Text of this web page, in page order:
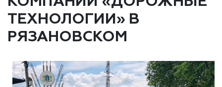
ТЕХНОЛОГИИ» В
РЯЗАНОВСКОМ